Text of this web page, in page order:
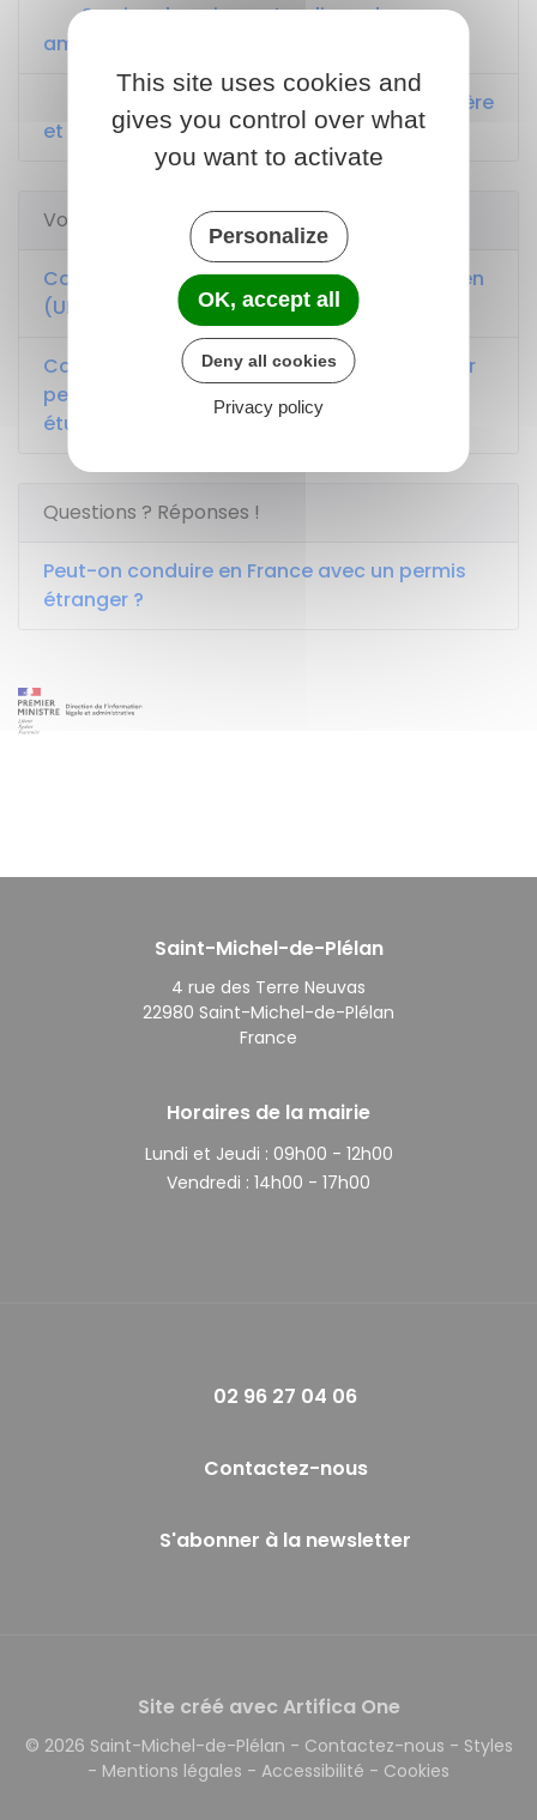
Service de paiement en ligne des
amendes
Consulter son dossier d'infraction routière
et l’avancement de ses démarches
Voir aussi
Conduire en France avec un permis européen
(UE/EEE)
Conduire en France avec un permis étranger
pendant un court séjour ou la durée des
études
Questions ? Réponses !
Peut-on conduire en France avec un permis
étranger ?
Saint-Michel-de-Plélan
4 rue des Terre Neuvas
22980 Saint-Michel-de-Plélan
France
Horaires de la mairie
Lundi et Jeudi : 09h00 - 12h00
Vendredi : 14h00 - 17h00
02 96 27 04 06
Contactez-nous
S'abonner à la newsletter
Site créé avec Artifica One
© 2026 Saint-Michel-de-Plélan - Contactez-nous - Styles
- Mentions légales - Accessibilité - Cookies
This site uses cookies and
gives you control over what
you want to activate
Personalize
OK, accept all
Deny all cookies
Privacy policy